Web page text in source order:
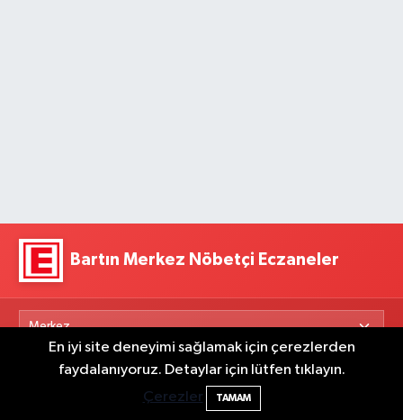
Bartın Merkez Nöbetçi Eczaneler
Çalışkan Eczanesi
Cumhuriyet Caddesi No:11 Kozcağız Merkez Bartın
En iyi site deneyimi sağlamak için çerezlerden
faydalanıyoruz. Detaylar için lütfen tıklayın.
Çerezler
TAMAM
Bartın'da nem oranı yüzde 100'e ulaştı